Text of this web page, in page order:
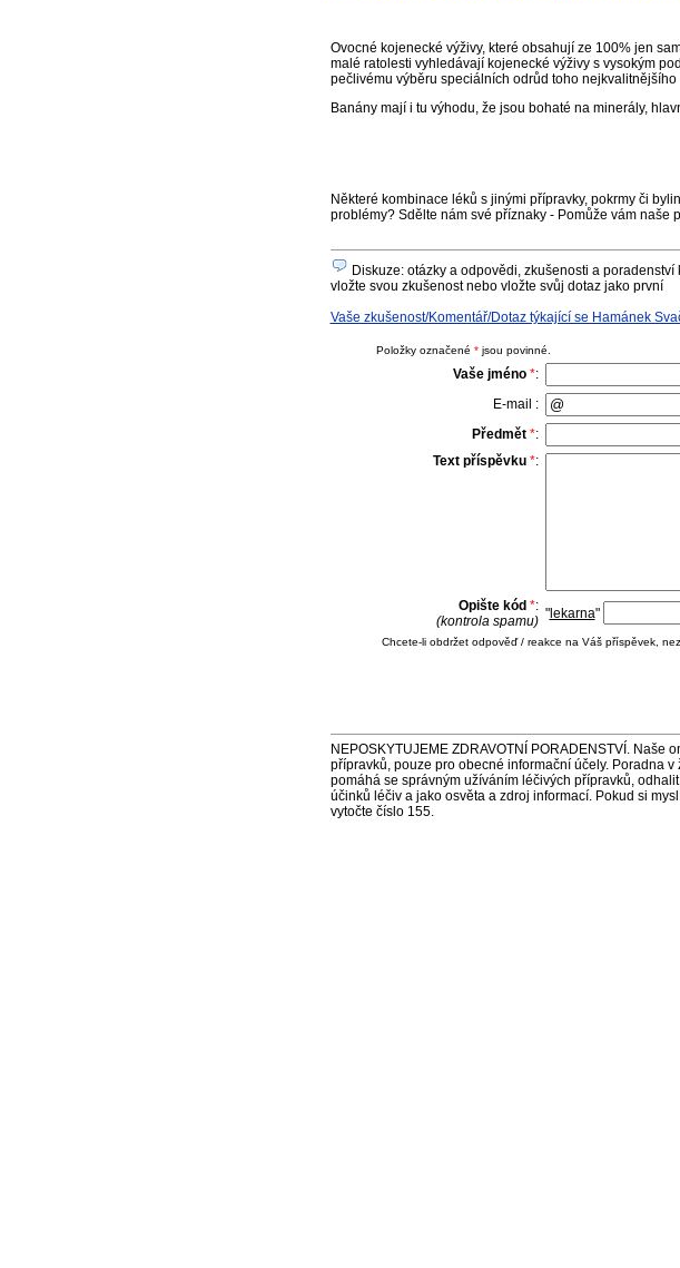
Ovocné kojenecké výživy, které obsahují ze 100% jen
malé ratolesti vyhledávají kojenecké výživy s vysokým
pečlivému výběru speciálních odrůd toho
Banány mají i tu výhodu, že jsou bohaté na minerály,
Některé kombinace léků s jinými přípravky, pokrmy či
problémy? Sdělte nám své příznaky - Pomůže vám naše
Diskuze: otázky a odpovědi, zkušenosti a
vložte svou zkušenost nebo vložte svůj dotaz jako první
Vaše zkušenost/Komentář/Dotaz týkající se Hamánek
Položky označené *jsou povinné.
Vaše jméno *:
E-mail :
Předmět *:
Text příspěvku *:
Opište kód *:
(kontrola spamu) "lekarna"
Chcete-li obdržet odpověď / reakce na Váš příspěvek,
NEPOSKYTUJEME ZDRAVOTNÍ PORADENSTVÍ.
přípravků, pouze pro obecné informační účely. Poradna
pomáhá se správným užíváním léčivých přípravků,
účinků léčiv a jako osvěta a zdroj informací. Pokud si
vytočte číslo 155.